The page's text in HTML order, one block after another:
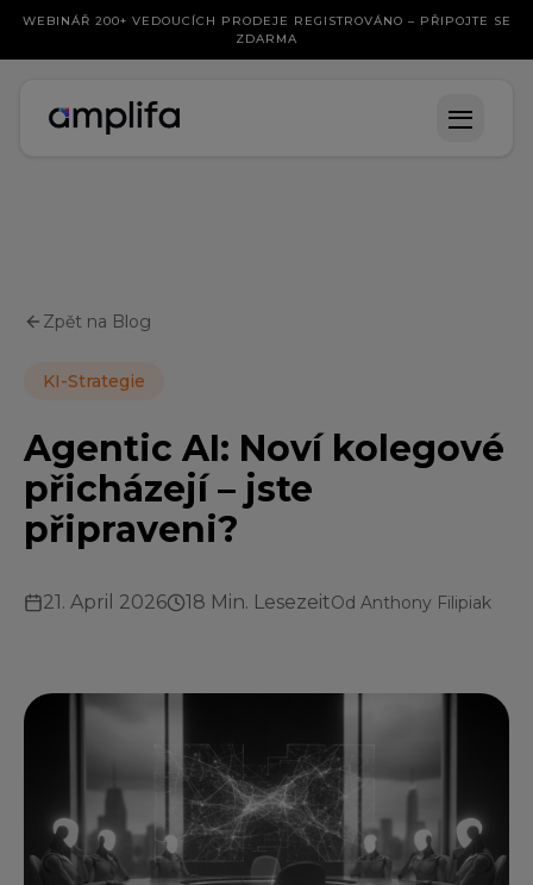
WEBINÁŘ 200+ VEDOUCÍCH PRODEJE REGISTROVÁNO – PŘIPOJTE SE
ZDARMA
Zpět na Blog
KI-Strategie
Agentic AI: Noví kolegové
přicházejí – jste
připraveni?
21. April 2026 18 Min. LesezeitOd Anthony Filipiak